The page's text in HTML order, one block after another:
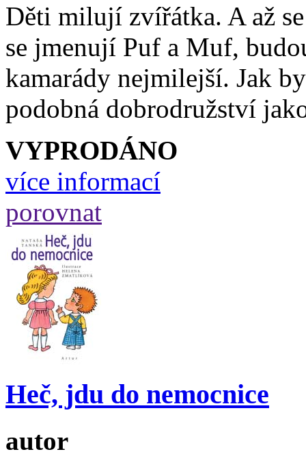
Děti milují zvířátka. A až
se jmenují Puf a Muf,
kamarády nejmilejší. Jak
podobná dobrodružství
VYPRODÁNO
více informací
porovnat
Heč, jdu do nemocnice
autor